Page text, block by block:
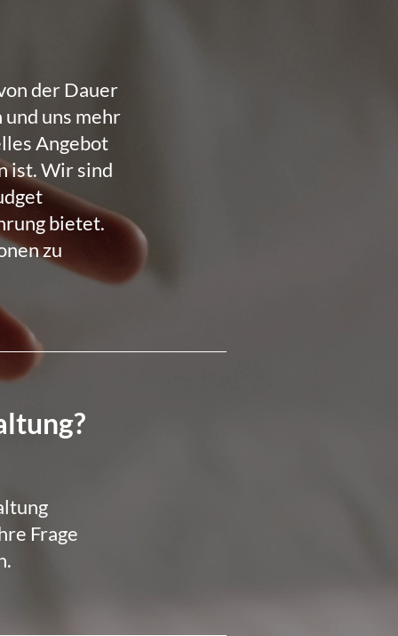
der Dauer
uns mehr
Angebot
ist. Wir sind
bietet.
zu
Frage